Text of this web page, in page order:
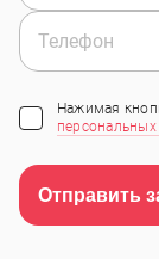
Нажимая
Отправить